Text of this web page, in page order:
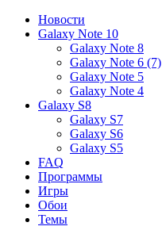
Новости
Galaxy Note 10
Galaxy Note 8
Galaxy Note 6 (7)
Galaxy Note 5
Galaxy Note 4
Galaxy S8
Galaxy S7
Galaxy S6
Galaxy S5
FAQ
Программы
Игры
Обои
Темы